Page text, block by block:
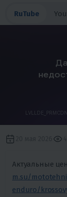
RuTube
Актуальные
m.su/
enduro/